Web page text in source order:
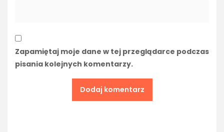
Zapamiętaj moje dane w tej przeglądarce podczas
pisania kolejnych komentarzy.